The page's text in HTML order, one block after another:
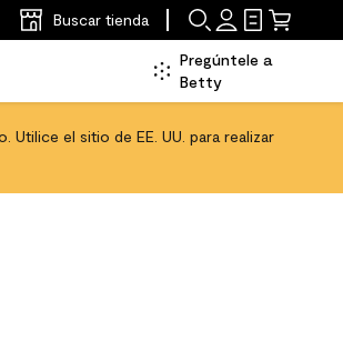
Buscar tienda
Pregúntele a
Betty
el sitio de EE. UU. para realizar